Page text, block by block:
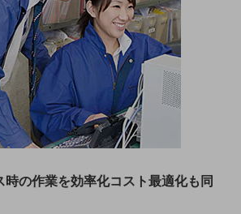
ープのサステナビリティ
時の作業を効率化コスト最適化も同